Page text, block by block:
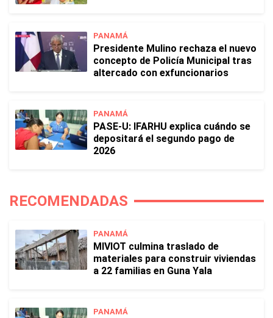
PANAMÁ
Presidente Mulino rechaza el nuevo
concepto de Policía Municipal tras
altercado con exfuncionarios
PANAMÁ
PASE-U: IFARHU explica cuándo se
depositará el segundo pago de
2026
RECOMENDADAS
PANAMÁ
MIVIOT culmina traslado de
materiales para construir viviendas
a 22 familias en Guna Yala
PANAMÁ